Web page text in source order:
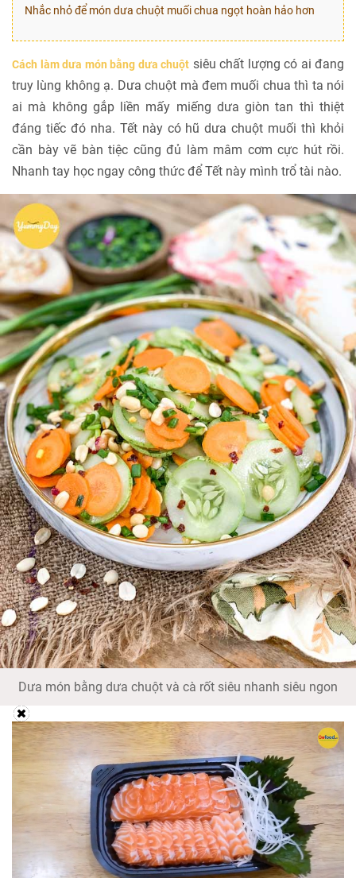
Nhắc nhỏ để món dưa chuột muối chua ngọt hoàn hảo hơn
Cách làm dưa món bằng dưa chuột siêu chất lượng có ai đang
truy lùng không ạ. Dưa chuột mà đem muối chua thì ta nói
ai mà không gắp liền mấy miếng dưa giòn tan thì thiệt
đáng tiếc đó nha. Tết này có hũ dưa chuột muối thì khỏi
cần bày vẽ bàn tiệc cũng đủ làm mâm cơm cực hút rồi.
Nhanh tay học ngay công thức để Tết này mình trổ tài nào.
Dưa món bằng dưa chuột và cà rốt siêu nhanh siêu ngon